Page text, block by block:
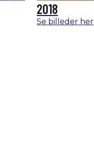
2018
Se billeder her